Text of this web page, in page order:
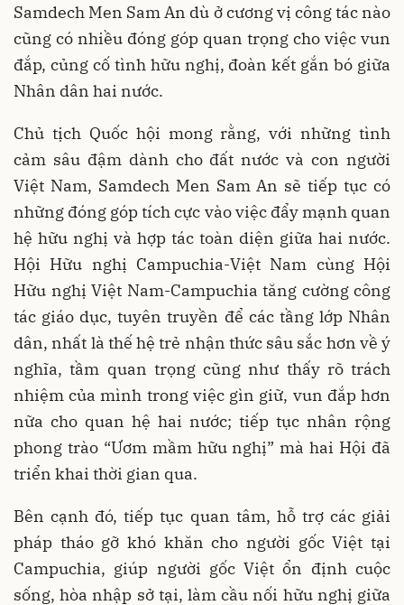
Samdech Men Sam An dù ở cương vị công tác nào
cũng có nhiều đóng góp quan trọng cho việc vun
đắp, củng cố tình hữu nghị, đoàn kết gắn bó giữa
Nhân dân hai nước.
Chủ tịch Quốc hội mong rằng, với những tình
cảm sâu đậm dành cho đất nước và con người
Việt Nam, Samdech Men Sam An sẽ tiếp tục có
những đóng góp tích cực vào việc đẩy mạnh quan
hệ hữu nghị và hợp tác toàn diện giữa hai nước.
Hội Hữu nghị Campuchia-Việt Nam cùng Hội
Hữu nghị Việt Nam-Campuchia tăng cường công
tác giáo dục, tuyên truyền để các tầng lớp Nhân
dân, nhất là thế hệ trẻ nhận thức sâu sắc hơn về ý
nghĩa, tầm quan trọng cũng như thấy rõ trách
nhiệm của mình trong việc gìn giữ, vun đắp hơn
nữa cho quan hệ hai nước; tiếp tục nhân rộng
phong trào “Ươm mầm hữu nghị” mà hai Hội đã
triển khai thời gian qua.
Bên cạnh đó, tiếp tục quan tâm, hỗ trợ các giải
pháp tháo gỡ khó khăn cho người gốc Việt tại
Campuchia, giúp người gốc Việt ổn định cuộc
sống, hòa nhập sở tại, làm cầu nối hữu nghị giữa